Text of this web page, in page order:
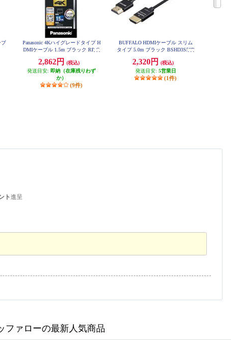
ブ
Panasonic 4Kハイグレードタイプ H
DMIケーブル 1.5m ブラック RP-C
2,862円
(税込)
発送目安: 即納（在庫残りわず
か）
(9件)
BUFFALO HDMIケーブル スリム
タイプ 5.0m ブラック BSHD3S50B
2,320円
(税込)
発送目安: 5営業日
(1件)
ト進呈
ファローの最新人気商品